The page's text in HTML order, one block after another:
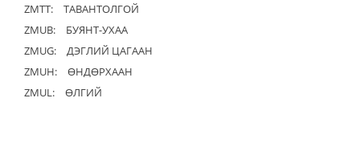
ZMTT:
ТАВАНТОЛГОЙ
ZMUB:
БУЯНТ-УХАА
ZMUG:
ДЭГЛИЙ ЦАГААН
ZMUH:
ӨНДӨРХААН
ZMUL:
ӨЛГИЙ